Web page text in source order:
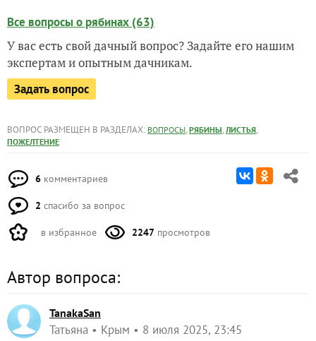
Все вопросы о рябинах (63)
У вас есть свой дачный вопрос? Задайте его нашим
экспертам и опытным дачникам.
Задать вопрос
ВОПРОС РАЗМЕЩЕН В РАЗДЕЛАХ: ВОПРОСЫ, РЯБИНЫ, ЛИСТЬЯ,
ПОЖЕЛТЕНИЕ
6 комментариев
2 спасибо за вопрос
в избранное 2247 просмотров
Автор вопроса:
TanakaSan
Татьяна Крым 8 июля 2025, 23:45